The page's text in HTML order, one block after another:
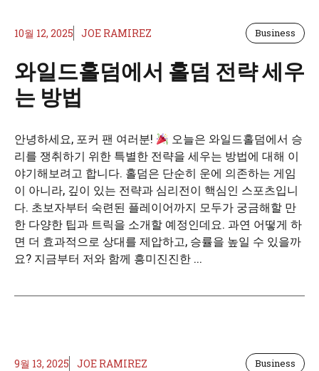
10월 12, 2025 JOE RAMIREZ Business
와일드홀덤에서 홀덤 전략 세우
는 방법
안녕하세요, 포커 팬 여러분!
오늘은 와일드홀덤에서 승
리를 쟁취하기 위한 특별한 전략을 세우는 방법에 대해 이
야기해보려고 합니다. 홀덤은 단순히 운에 의존하는 게임
이 아니라, 깊이 있는 전략과 심리전이 핵심인 스포츠입니
다. 초보자부터 숙련된 플레이어까지 모두가 궁금해할 만
한 다양한 팁과 트릭을 소개할 예정인데요. 과연 어떻게 하
면 더 효과적으로 상대를 제압하고, 승률을 높일 수 있을까
요? 지금부터 저와 함께 흥미진진한 ...
9월 13, 2025 JOE RAMIREZ Business